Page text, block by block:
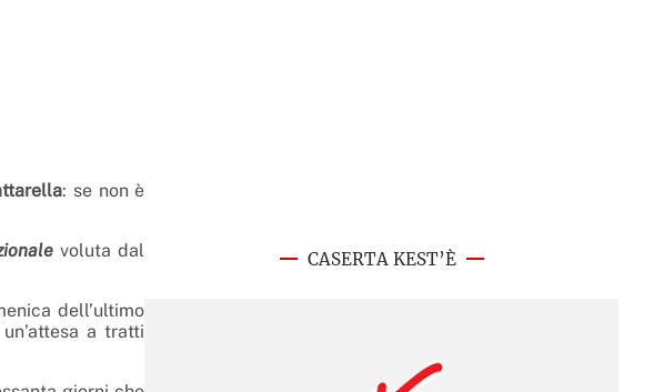
: se non è
voluta dal
dell’ultimo
a tratti
CASERTA KEST’È